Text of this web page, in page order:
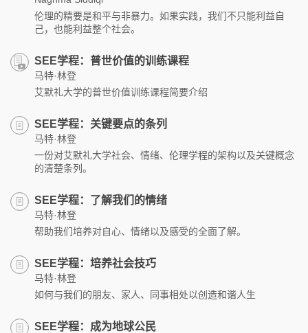
伦理的精要是和平与非暴力。如果实践，我们不只能利益自
己，也能利益整个社会。
SEE学程：普世价值的训练课程
马特·林登
艾默礼大学的普世价值训练课程简要介绍
SEE学程：关键要点的条列
马特·林登
一份对艾默礼大学社会、情绪、伦理学程的架构以及关键概念
的清楚条列。
SEE学程：了解我们的情绪
马特·林登
帮助我们培养对自心、情绪以及感受的全面了解。
SEE学程：培养社会技巧
马特·林登
如何与我们的朋友、家人、同事相处以创造和谐人生
SEE学程：成为地球公民